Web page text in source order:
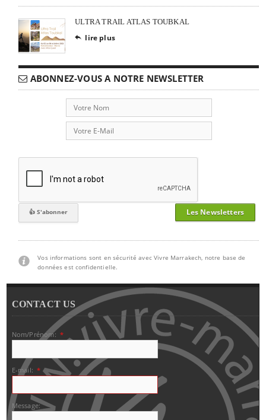
ULTRA TRAIL ATLAS TOUBKAL
 lire plus
ABONNEZ-VOUS A NOTRE NEWSLETTER
Les Newsletters
Vos informations sont en sécurité avec Vivre Marrakech, notre base de
données est confidentielle.
CONTACT US
Nom/Prénom: *
E-mail: *
Message: